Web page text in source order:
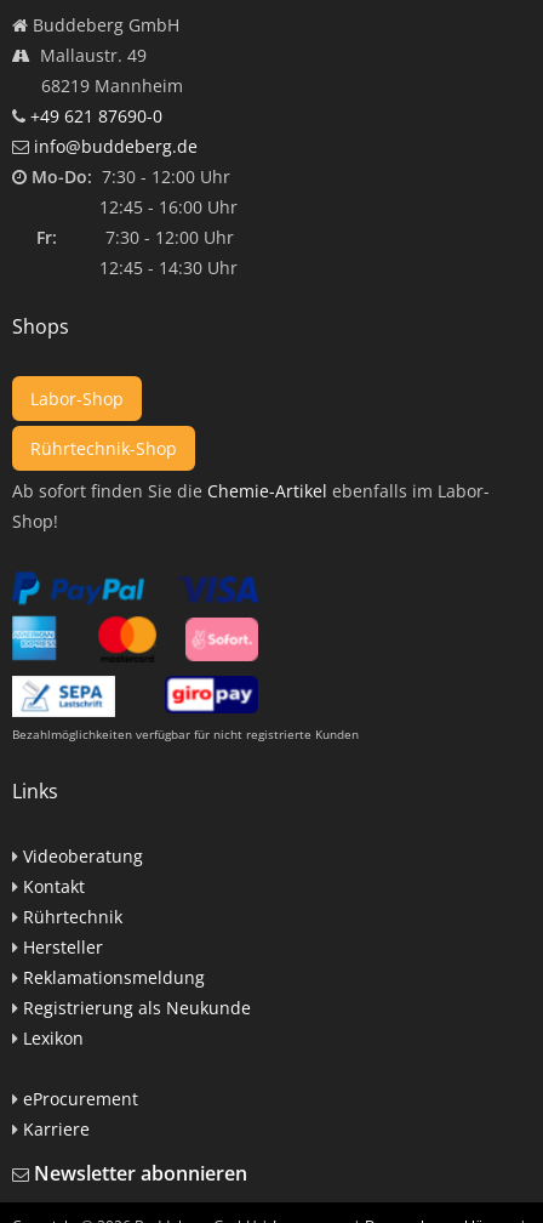
Buddeberg GmbH
Mallaustr. 49
68219 Mannheim
+49 621 87690-0
info@buddeberg.de
Mo-Do: 7:30 - 12:00 Uhr
12:45 - 16:00 Uhr
Fr: 7:30 - 12:00 Uhr
12:45 - 14:30 Uhr
Shops
Labor-Shop
Rührtechnik-Shop
Ab sofort finden Sie die Chemie-Artikel ebenfalls im Labor-
Shop!
Bezahlmöglichkeiten verfügbar für nicht registrierte Kunden
Links
Videoberatung
Kontakt
Rührtechnik
Hersteller
Reklamationsmeldung
Registrierung als Neukunde
Lexikon
eProcurement
Karriere
Newsletter abonnieren